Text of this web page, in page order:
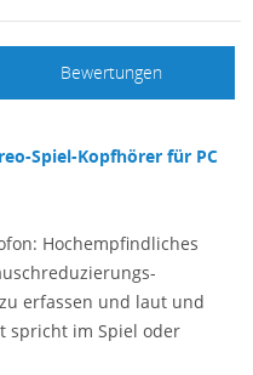
Bewertungen
Spiel-Kopfhörer für PC
Hochempfindliches
erfassen und laut und
spricht im Spiel oder